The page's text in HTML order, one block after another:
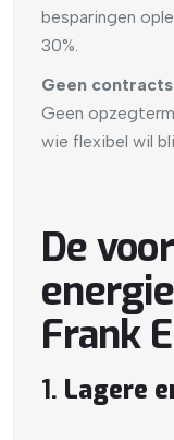
besparingen
30%.
Geen
Geen
wie flexibel wil
De
Frank
1. Lagere